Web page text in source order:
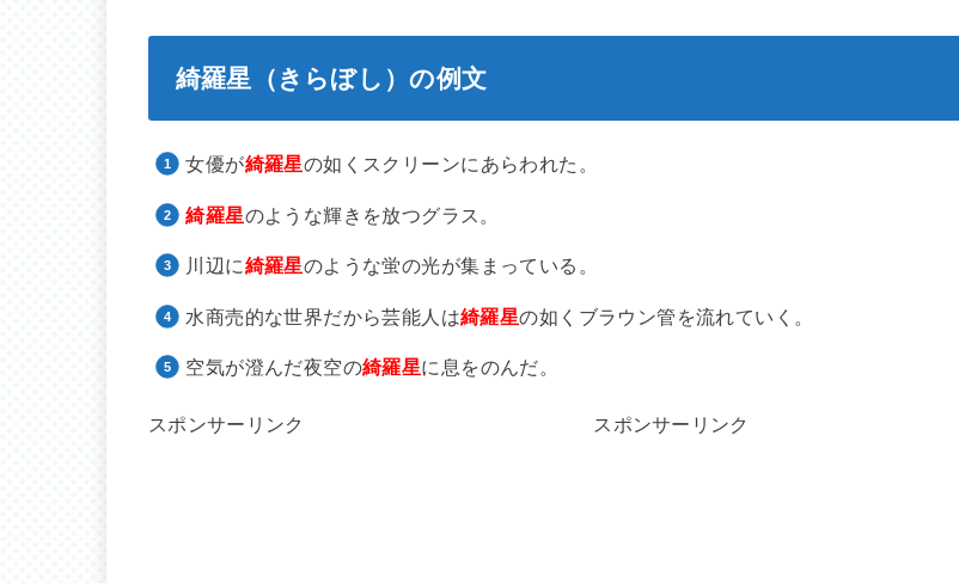
綺羅星（きらぼし）の例文
女優が綺羅星の如くスクリーンにあらわれた。
綺羅星のような輝きを放つグラス。
川辺に綺羅星のような蛍の光が集まっている。
水商売的な世界だから芸能人は綺羅星の如くブラウン管を流れていく。
空気が澄んだ夜空の綺羅星に息をのんだ。
スポンサーリンク スポンサーリンク